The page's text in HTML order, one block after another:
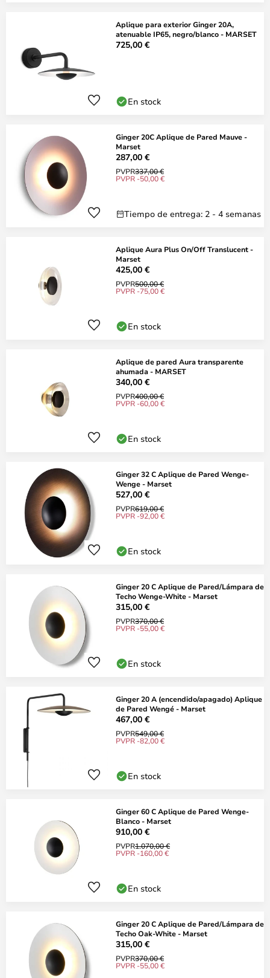
Aplique para exterior Ginger 20A,
atenuable IP65, negro/blanco - MARSET
725,00 €
En stock
Ginger 20C Aplique de Pared Mauve -
Marset
287,00 €
PVPR337,00 €
PVPR -50,00 €
Tiempo de entrega: 2 - 4 semanas
Aplique Aura Plus On/Off Translucent -
Marset
425,00 €
PVPR500,00 €
PVPR -75,00 €
En stock
Aplique de pared Aura transparente
ahumada - MARSET
340,00 €
PVPR400,00 €
PVPR -60,00 €
En stock
Ginger 32 C Aplique de Pared Wenge-
Wenge - Marset
527,00 €
PVPR619,00 €
PVPR -92,00 €
En stock
Ginger 20 C Aplique de Pared/Lámpara de
Techo Wenge-White - Marset
315,00 €
PVPR370,00 €
PVPR -55,00 €
En stock
Ginger 20 A (encendido/apagado) Aplique
de Pared Wengé - Marset
467,00 €
PVPR549,00 €
PVPR -82,00 €
En stock
Ginger 60 C Aplique de Pared Wenge-
Blanco - Marset
910,00 €
PVPR1.070,00 €
PVPR -160,00 €
En stock
Ginger 20 C Aplique de Pared/Lámpara de
Techo Oak-White - Marset
315,00 €
PVPR370,00 €
PVPR -55,00 €